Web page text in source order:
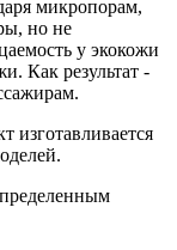
микропорам,
но не
у экокожи
Как результат -
изготавливается